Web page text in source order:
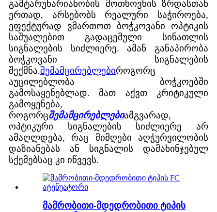
გამტარუნარიანობის მოთხოვნის ზრდასთან
ერთად, არსებობს რეალური საჭიროება,
ეფექტურად ვმართოთ ბოჭკოვანი ოპტიკის
საშუალებით გადაცემული სინათლის
სიგნალების სიძლიერე. ამან განაპირობა
ბოჭკოვანი სიგნალების
შექმნა.შემამცირებლებიროგორც
აუცილებლობა ბოჭკოებში
გამოსაყენებლად. მათ აქვთ კრიტიკული
გამოყენება,
როგორცშემამცირებლებიამგვარად,
ოპტიკური სიგნალების სიძლიერე არ
ამაღლდება, რაც მიმღები აღჭურვილობის
დაზიანებას ან სიგნალის დამახინჯებულ
სქემებსაც კი იწვევს.
მამრობითი-მდედრობითი ტიპის